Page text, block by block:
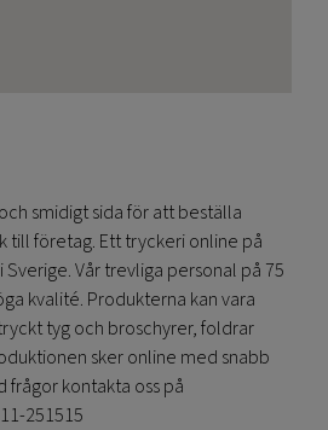
smidigt sida för att beställa
till företag. Ett tryckeri online på
Vår trevliga personal på 75
kvalité. Produkterna kan vara
tyg och broschyrer, foldrar
sker online med snabb
frågor kontakta oss på
251515